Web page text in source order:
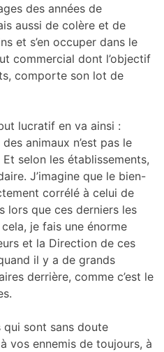
des années de
aussi de colère et de
et s’en occuper dans le
commercial dont l’objectif
comporte son lot de
lucratif en va ainsi :
animaux n’est pas le
Et selon les établissements,
J’imagine que le bien-
corrélé à celui de
lors que ces derniers les
je fais une énorme
et la Direction de ces
il y a de grands
derrière, comme c’est le
qui sont sans doute
vos ennemis de toujours, à